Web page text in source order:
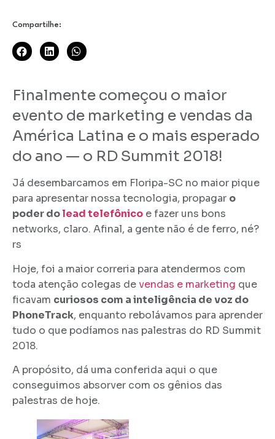
Compartilhe:
Finalmente começou o maior
evento de marketing e vendas da
América Latina e o mais esperado
do ano — o RD Summit 2018!
Já desembarcamos em Floripa-SC no maior pique
para apresentar nossa tecnologia, propagar o
poder dolead telefônico e fazer uns bons
networks, claro. Afinal, a gente não é de ferro, né?
rs
Hoje, foi a maior correria para atendermos com
toda atenção colegas devendas e marketing que
ficavam curiosos com a inteligência de voz do
PhoneTrack, enquanto rebolávamos para aprender
tudo o que podíamos nas palestras do RD Summit
2018.
A propósito, dá uma conferida aqui o que
conseguimos absorver com os gênios das
palestras de hoje.